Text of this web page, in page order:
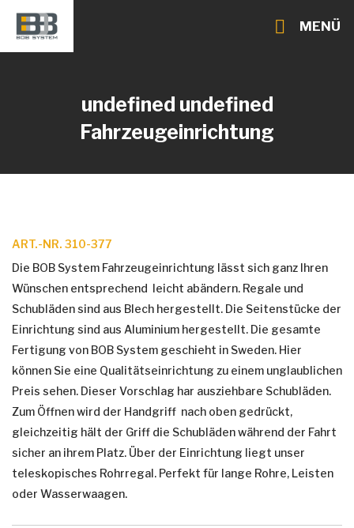
MENÜ
undefined undefined
Fahrzeugeinrichtung
ART.-NR. 310-377
Die BOB System Fahrzeugeinrichtung lässt sich ganz Ihren
Wünschen entsprechend leicht abändern. Regale und
Schubläden sind aus Blech hergestellt. Die Seitenstücke der
Einrichtung sind aus Aluminium hergestellt. Die gesamte
Fertigung von BOB System geschieht in Sweden. Hier
können Sie eine Qualitätseinrichtung zu einem unglaublichen
Preis sehen. Dieser Vorschlag har ausziehbare Schubläden.
Zum Öffnen wird der Handgriff nach oben gedrückt,
gleichzeitig hält der Griff die Schubläden während der Fahrt
sicher an ihrem Platz. Über der Einrichtung liegt unser
teleskopisches Rohrregal. Perfekt für lange Rohre, Leisten
oder Wasserwaagen.